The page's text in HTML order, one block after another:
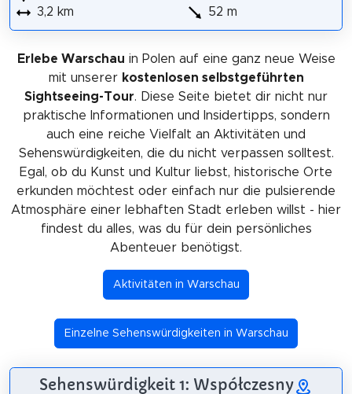
3,2 km
52 m
Erlebe Warschau in Polen auf eine ganz neue Weise
mit unserer kostenlosen selbstgeführten
Sightseeing-Tour. Diese Seite bietet dir nicht nur
praktische Informationen und Insidertipps, sondern
auch eine reiche Vielfalt an Aktivitäten und
Sehenswürdigkeiten, die du nicht verpassen solltest.
Egal, ob du Kunst und Kultur liebst, historische Orte
erkunden möchtest oder einfach nur die pulsierende
Atmosphäre einer lebhaften Stadt erleben willst - hier
findest du alles, was du für dein persönliches
Abenteuer benötigst.
Aktivitäten in Warschau
Einzelne Sehenswürdigkeiten in Warschau
Sehenswürdigkeit 1: Współczesny